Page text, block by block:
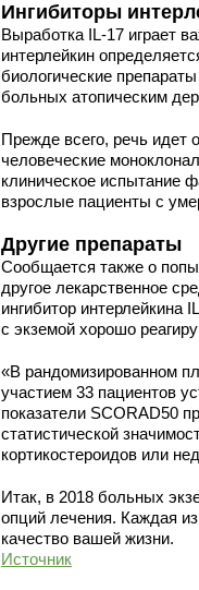
Ингибиторы
Выработка IL-17 играет
интерлейкин
биологические
больных атопическим
Прежде всего, речь идет
человеческие
клиническое испытание
взрослые пациенты с
Другие препараты
Сообщается также о
другое лекарственное
ингибитор
с экземой хорошо
«В рандомизированном
участием 33 пациентов
показатели SCORAD50
статистической
кортикостероидов или
Итак, в 2018 больных
опций лечения. Каждая
качество вашей жизни.
Источник